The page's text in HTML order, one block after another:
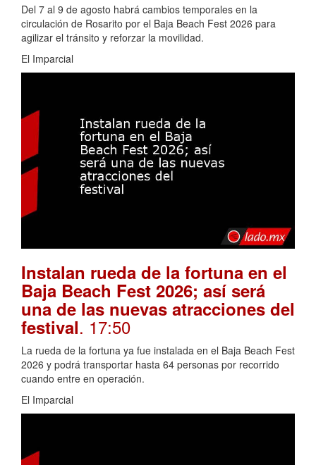
Del 7 al 9 de agosto habrá cambios temporales en la
circulación de Rosarito por el Baja Beach Fest 2026 para
agilizar el tránsito y reforzar la movilidad.
El Imparcial
Instalan rueda de la fortuna en el
Baja Beach Fest 2026; así será
una de las nuevas atracciones del
festival. 17:50
La rueda de la fortuna ya fue instalada en el Baja Beach Fest
2026 y podrá transportar hasta 64 personas por recorrido
cuando entre en operación.
El Imparcial